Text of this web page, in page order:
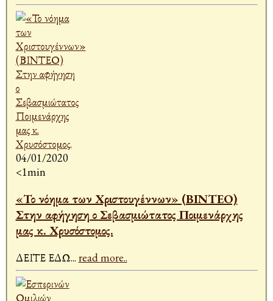
04/01/2020
<1min
«Το νόημα των Χριστουγέννων» (ΒΙΝΤΕΟ)
Στην αφήγηση ο Σεβασμιώτατος Ποιμενάρχης
μας κ. Χρυσόστομος.
ΔΕΙΤΕ ΕΔΩ... read more..